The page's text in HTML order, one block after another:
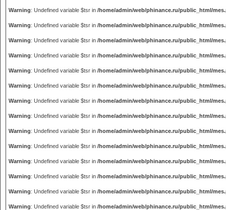
Warning: Undefined variable $tsr in /home/admin/web/phinance.ru/public_html/
Warning: Undefined variable $tsr in /home/admin/web/phinance.ru/public_html/
Warning: Undefined variable $tsr in /home/admin/web/phinance.ru/public_html/
Warning: Undefined variable $tsr in /home/admin/web/phinance.ru/public_html/
Warning: Undefined variable $tsr in /home/admin/web/phinance.ru/public_html/
Warning: Undefined variable $tsr in /home/admin/web/phinance.ru/public_html/
Warning: Undefined variable $tsr in /home/admin/web/phinance.ru/public_html/
Warning: Undefined variable $tsr in /home/admin/web/phinance.ru/public_html/
Warning: Undefined variable $tsr in /home/admin/web/phinance.ru/public_html/
Warning: Undefined variable $tsr in /home/admin/web/phinance.ru/public_html/
Warning: Undefined variable $tsr in /home/admin/web/phinance.ru/public_html/
Warning: Undefined variable $tsr in /home/admin/web/phinance.ru/public_html/
Warning: Undefined variable $tsr in /home/admin/web/phinance.ru/public_html/
Warning: Undefined variable $tsr in /home/admin/web/phinance.ru/public_html/